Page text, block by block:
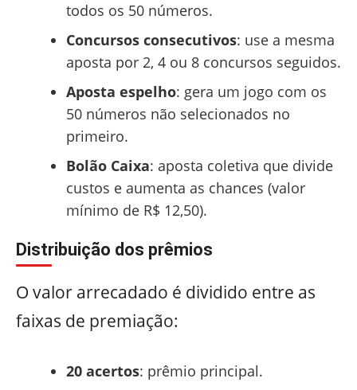
todos os 50 números.
Concursos consecutivos: use a mesma
aposta por 2, 4 ou 8 concursos seguidos.
Aposta espelho: gera um jogo com os
50 números não selecionados no
primeiro.
Bolão Caixa: aposta coletiva que divide
custos e aumenta as chances (valor
mínimo de R$ 12,50).
Distribuição dos prêmios
O valor arrecadado é dividido entre as
faixas de premiação:
20 acertos: prêmio principal.